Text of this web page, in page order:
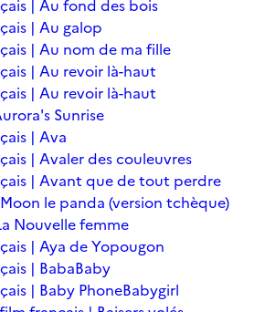
| Au fond des bois
| Au galop
| Au nom de ma fille
| Au revoir là-haut
| Au revoir là-haut
Sunrise
| Ava
| Avaler des couleuvres
| Avant que de tout perdre
Moon le panda (version tchèque)
Nouvelle femme
| Aya de Yopougon
| BabaBaby
| Baby PhoneBabygirl